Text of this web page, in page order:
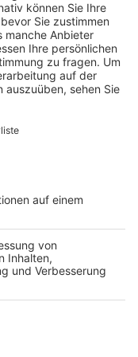
15:49
Laut dem
gibt. Für
Angaben
Denn dadurch
Nadelöhr.
auch auf die
Rondorfer
kann erst im